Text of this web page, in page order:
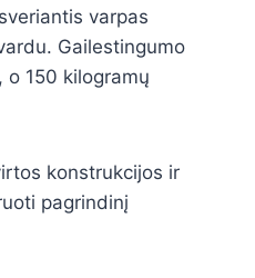
varpas
Gailestingumo
o 150 kilogramų
konstrukcijos ir
pagrindinį